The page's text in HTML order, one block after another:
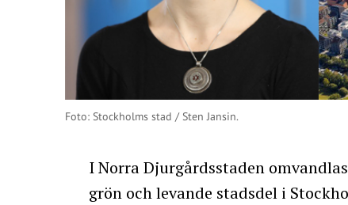
Foto: Stockholms stad / Sten Jansin.
I Norra Djurgårdsstaden
grön och levande stadsdel i